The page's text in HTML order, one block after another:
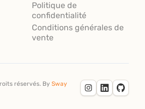
Politique de
confidentialité
Conditions générales de
vente
réservés. By Sway